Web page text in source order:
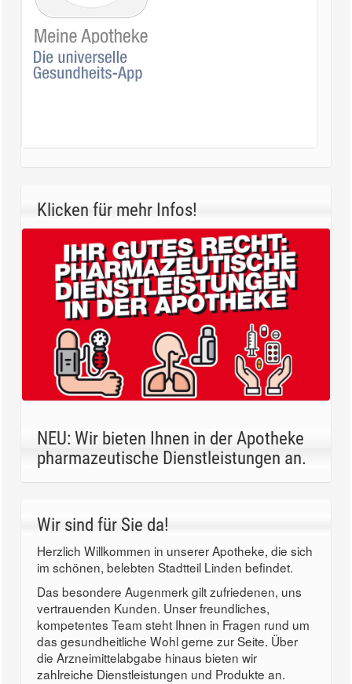
Klicken für mehr Infos!
NEU: Wir bieten Ihnen in der Apotheke
pharmazeutische Dienstleistungen an.
Wir sind für Sie da!
Herzlich Willkommen in unserer Apotheke, die sich
im schönen, belebten Stadtteil Linden befindet.
Das besondere Augenmerk gilt zufriedenen, uns
vertrauenden Kunden. Unser freundliches,
kompetentes Team steht Ihnen in Fragen rund um
das gesundheitliche Wohl gerne zur Seite. Über
die Arzneimittelabgabe hinaus bieten wir
zahlreiche Dienstleistungen und Produkte an.